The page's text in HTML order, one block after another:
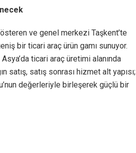
ve genel merkezi Taşkent’te
bir ticari araç ürün gamı sunuyor.
ticari araç üretimi alanında
satış, satış sonrası hizmet alt yapısı;
değerleriyle birleşerek güçlü bir